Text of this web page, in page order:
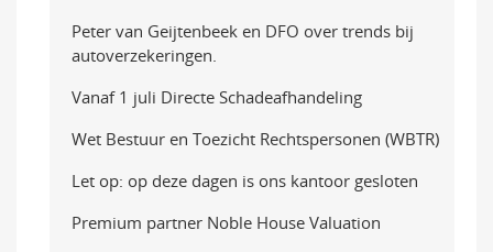
Peter van Geijtenbeek en DFO over trends bij
autoverzekeringen.
Vanaf 1 juli Directe Schadeafhandeling
Wet Bestuur en Toezicht Rechtspersonen (WBTR)
Let op: op deze dagen is ons kantoor gesloten
Premium partner Noble House Valuation